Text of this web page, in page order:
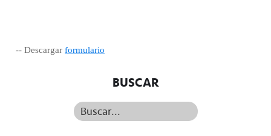
-- Descargar formulario
BUSCAR
Buscar...